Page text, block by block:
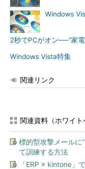
Windows
2秒でPCがオン──“家
Windows Vista特集
関連リンク
関連資料（ホワイト
標的型攻撃メールに
て訓練する方法
「ERP × kintone」